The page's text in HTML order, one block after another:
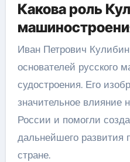
Какова роль
Иван Петрович
основателей русского
судостроения. Его
значительное влияние
России и помогли
дальнейшего
стране.